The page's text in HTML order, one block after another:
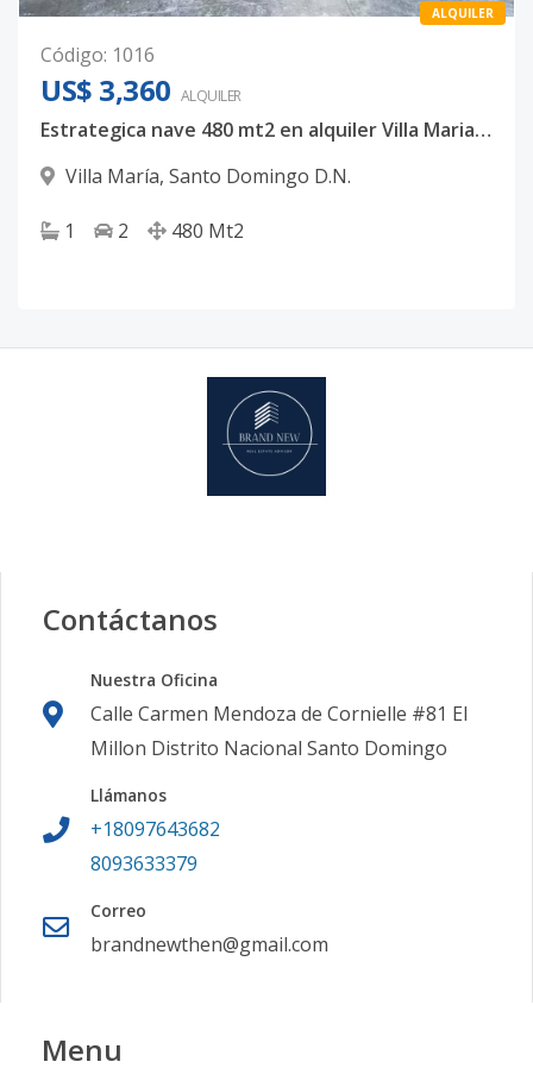
ALQUILER
Código: 1016
US$ 3,360 ALQUILER
Estrategica nave 480 mt2 en alquiler Villa Maria Santo Domingo D.N
Villa María, Santo Domingo D.N.
1 2 480 Mt2
Contáctanos
Nuestra Oficina
Calle Carmen Mendoza de Cornielle #81 El
Millon Distrito Nacional Santo Domingo
Llámanos
+18097643682
8093633379
Correo
brandnewthen@gmail.com
Menu